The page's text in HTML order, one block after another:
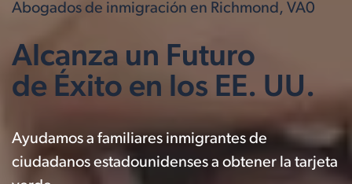
Abogados de inmigración en Richmond, VA0
Alcanza un Futuro
de Éxito en los EE. UU.
Ayudamos a familiares inmigrantes de
ciudadanos estadounidenses a obtener la tarjeta